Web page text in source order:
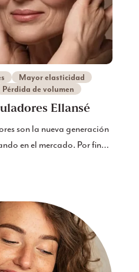
Mayor elasticidad
Pérdida de volumen
Ellansé
son la nueva generación
en el mercado. Por fin
de una forma más